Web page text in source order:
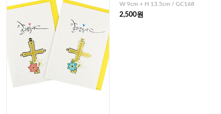
W 9cm + H 13.5cm / GC168
2,500원